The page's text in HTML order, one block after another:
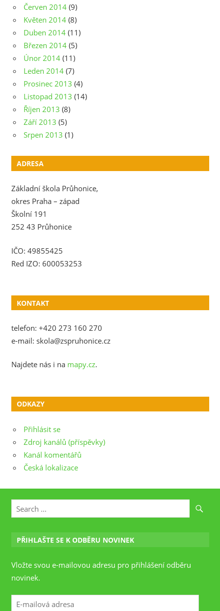
Červen 2014 (9)
Květen 2014 (8)
Duben 2014 (11)
Březen 2014 (5)
Únor 2014 (11)
Leden 2014 (7)
Prosinec 2013 (4)
Listopad 2013 (14)
Říjen 2013 (8)
Září 2013 (5)
Srpen 2013 (1)
ADRESA
Základní škola Průhonice,
okres Praha – západ
Školní 191
252 43 Průhonice
IČO: 49855425
Red IZO: 600053253
KONTAKT
telefon: +420 273 160 270
e-mail: skola@zspruhonice.cz
Najdete nás i na mapy.cz.
ODKAZY
Přihlásit se
Zdroj kanálů (příspěvky)
Kanál komentářů
Česká lokalizace
PŘIHLAŠTE SE K ODBĚRU NOVINEK
Vložte svou e-mailovou adresu pro přihlášení odběru
novinek.
E-